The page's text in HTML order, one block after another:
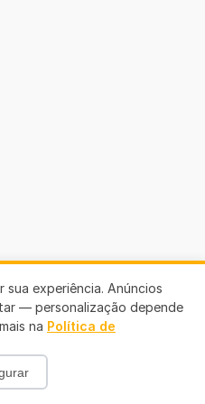
sua experiência. Anúncios
— personalização depende
na Política de